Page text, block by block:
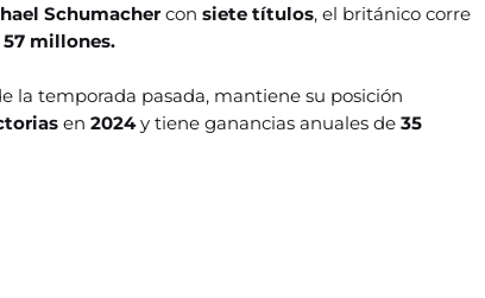
Schumacherconsiete títulos, el británico corre
57 millones.
la temporada pasada, mantiene su posición
en2024y tiene ganancias anuales de35